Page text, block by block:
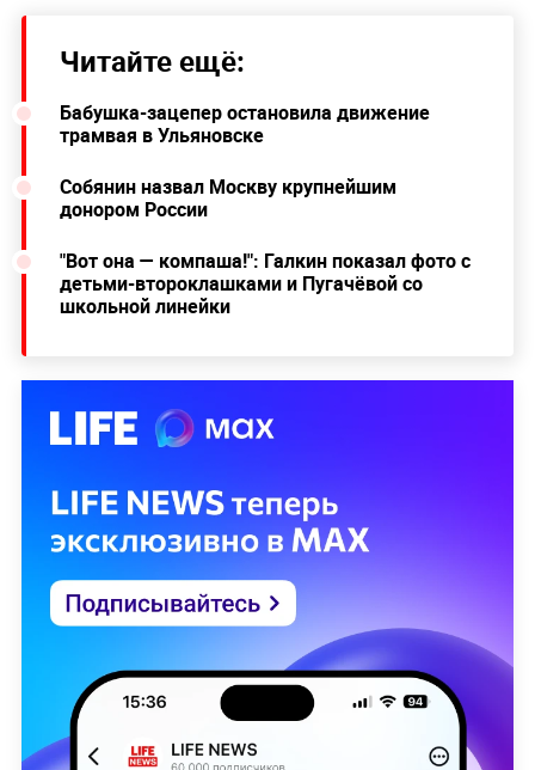
Читайте ещё:
Бабушка-зацепер остановила движение
трамвая в Ульяновске
Собянин назвал Москву крупнейшим
донором России
"Вот она — компаша!": Галкин показал фото с
детьми-второклашками и Пугачёвой со
школьной линейки